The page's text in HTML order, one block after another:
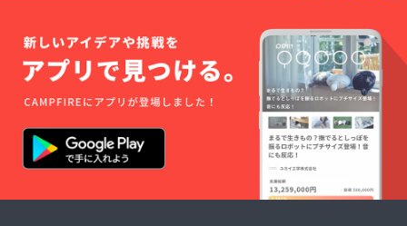
シャル
サンク
スはご
希望者
様のみ
┗必ず
備考欄
に掲載
の『希
る、希
セージ
（１２
０文字
以内）
を掲載
いたし
ます
（５０
００円
プラン
┗必ず